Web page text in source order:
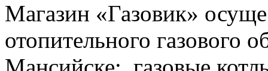
Магазин «Газовик»
отопительного газового